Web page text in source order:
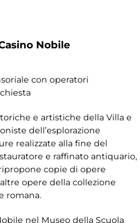
Nobile
con operatori
e artistiche della Villa e
dell’esplorazione
realizzate alla fine del
e raffinato antiquario,
copie di opere
opere della collezione
romana.
nel Museo della Scuola